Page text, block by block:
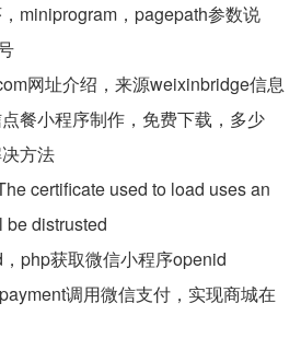
miniprogram，pagepath参数说
网址介绍，来源weixinbridge信息
餐小程序制作，免费下载，多少
方法
certificate used to load uses an
be distrusted
php获取微信小程序openid
调用微信支付，实现商城在